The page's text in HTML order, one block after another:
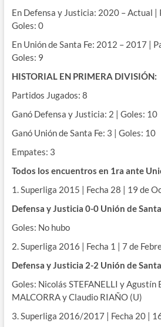
En Defensa y Justicia: 2020 – Actual |
Goles: 0
En Unión de Santa Fe: 2012 – 2017 |
Goles: 9
HISTORIAL EN PRIMERA DIVISIÓN:
Partidos Jugados: 8
Ganó Defensa y Justicia: 2 | Goles: 10
Ganó Unión de Santa Fe: 3 | Goles: 10
Empates: 3
Todos los encuentros en 1ra ante
1. Superliga 2015 | Fecha 28 | 19 de
Defensa y Justicia 0-0 Unión de
Goles: No hubo
2. Superliga 2016 | Fecha 1 | 7 de
Defensa y Justicia 2-2 Unión de
Goles: Nicolás STEFANELLI y Agustín
MALCORRA y Claudio RIAÑO (U)
3. Superliga 2016/2017 | Fecha 20 |